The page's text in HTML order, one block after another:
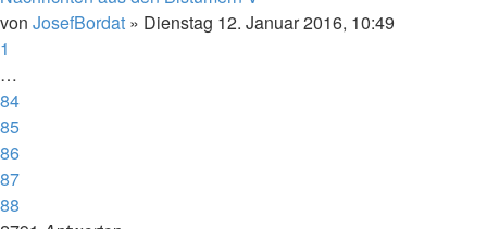
von JosefBordat » Dienstag 12. Januar 2016, 10:49
1
…
84
85
86
87
88